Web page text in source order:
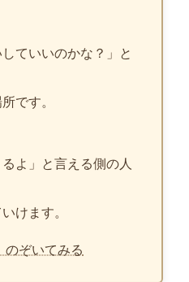
ていいのかな？」と
です。
よ」と言える側の人
けます。
ぞいてみる